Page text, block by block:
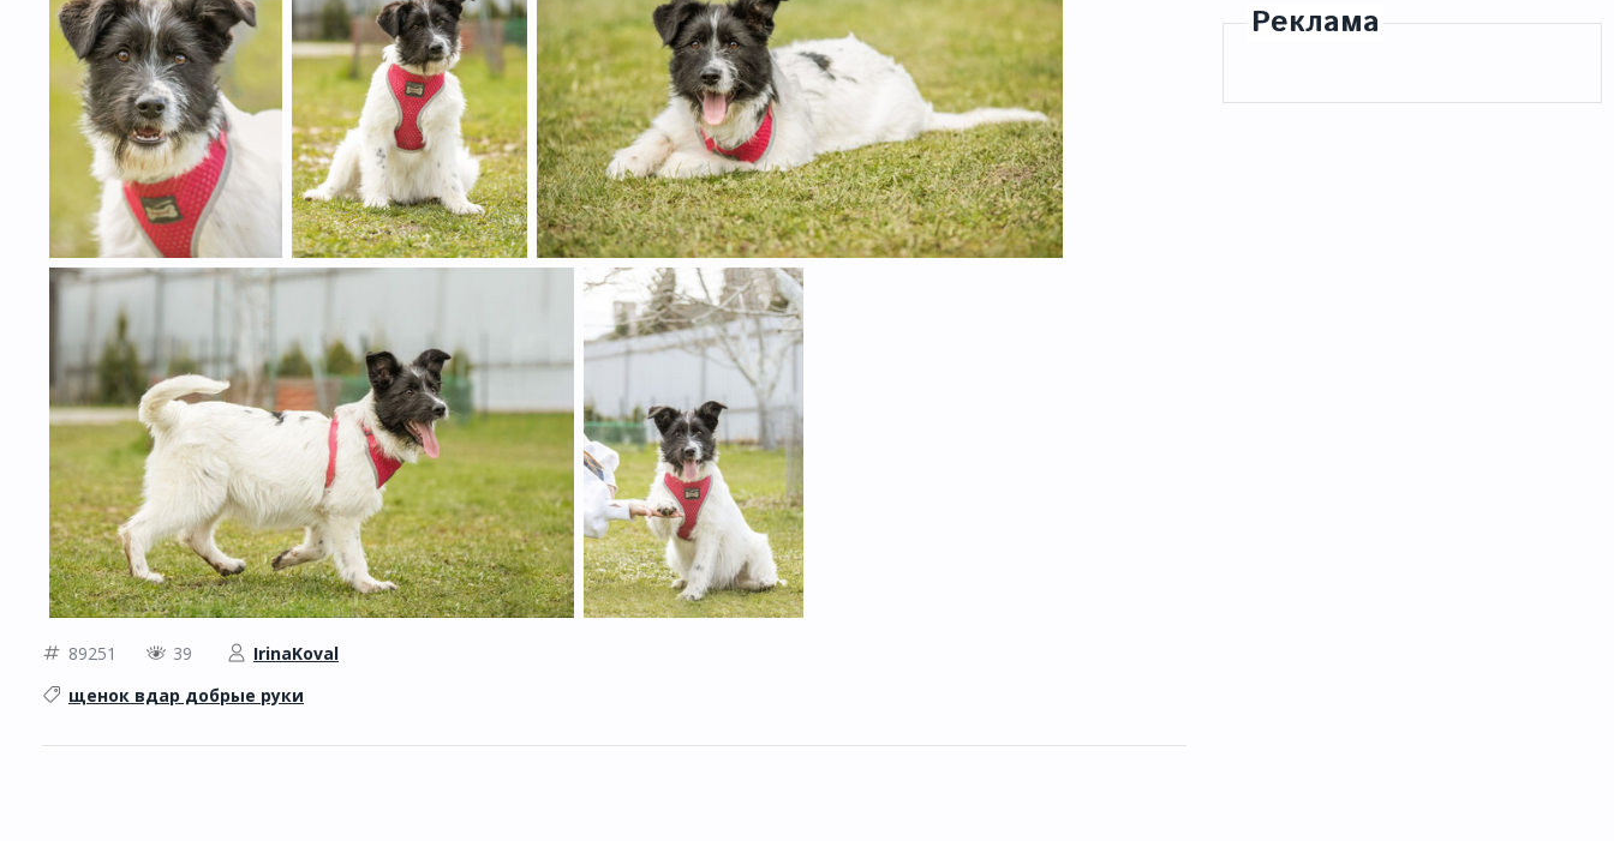
89251 39
IrinaKoval
щенок вдар добрые руки
Реклама